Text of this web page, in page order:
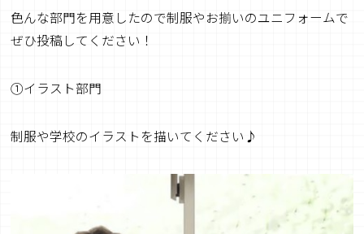
色んな部門を用意したので制服やお揃いのユニフォームで
ぜひ投稿してください！
①イラスト部門
制服や学校のイラストを描いてください♪